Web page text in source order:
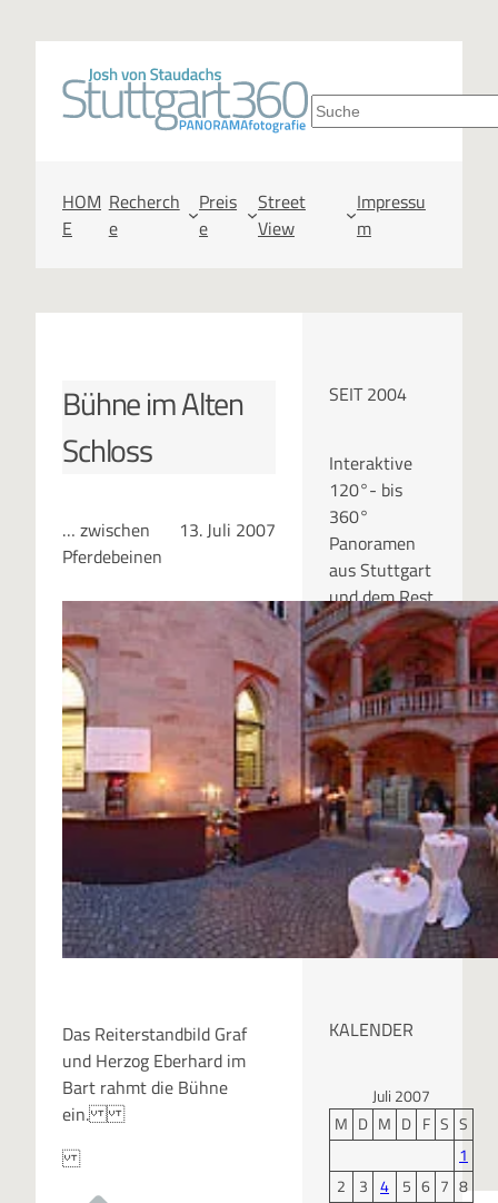
Zum
Inhalt
springen
S
HOM
E
Recherch
e
Preis
e
Street
View
Impressu
m
Bühne im Alten
Schloss
… zwischen
Pferdebeinen
13. Juli 2007
Das Reiterstandbild Graf
und Herzog Eberhard im
Bart rahmt die Bühne
ein.
SEIT 2004
Interaktive
120°- bis
360°
Panoramen
aus Stuttgart
und dem Rest
der Welt.
RUBRIKEN
Kategor
ien
KALENDER
Juli 2007
M D M D F S S
1
2
3 4 5 6 7 8